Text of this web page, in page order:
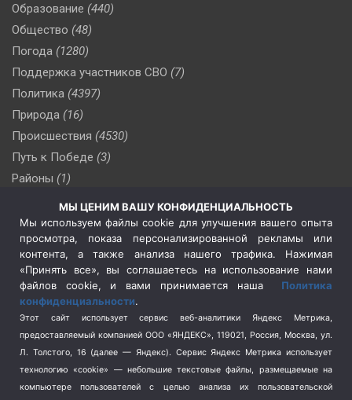
Образование (440)
Общество (48)
Погода (1280)
Поддержка участников СВО (7)
Политика (4397)
Природа (16)
Происшествия (4530)
Путь к Победе (3)
Районы (1)
(510)
Сельское хозяйство (3)
Социальная политика
(3)
Спецоперация в Украине
Спецоперация на Украине
(404)
Спорт (740)
Терроризм (1)
Транспорт (262)
Туризм (178)
МЫ ЦЕНИМ ВАШУ КОНФИДЕНЦИАЛЬНОСТЬ
Мы используем файлы cookie для улучшения вашего опыта
просмотра, показа персонализированной рекламы или
контента, а также анализа нашего трафика. Нажимая
«Принять все», вы соглашаетесь на использование нами
файлов cookie, и вами принимается наша Политика
конфиденциальности.
Этот сайт использует сервис веб-аналитики Яндекс Метрика,
предоставляемый компанией ООО «ЯНДЕКС», 119021, Россия, Москва, ул.
Л. Толстого, 16 (далее — Яндекс). Сервис Яндекс Метрика использует
технологию «cookie» — небольшие текстовые файлы, размещаемые на
компьютере пользователей с целью анализа их пользовательской